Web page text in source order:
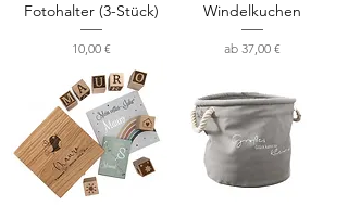
Fotohalter (3-Stück)
Preis
10,00 €
Windelkuchen
ab 37,00 €
Sale-Preis